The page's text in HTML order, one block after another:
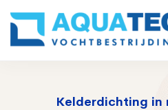
Kelderdichting in